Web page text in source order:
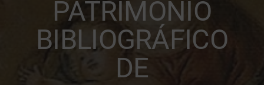
DONATIVOS
PATRIMONIO
BIBLIOGRÁFICO
DE